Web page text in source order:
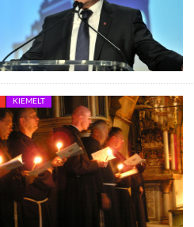
KIEMELT